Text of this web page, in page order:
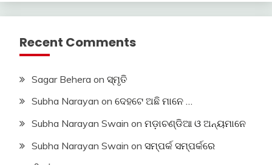
Recent Comments
Sagar Behera on ସ୍ମୃତି
Subha Narayan on ଦେହଟେ ଅଛି ମାନେ …
Subha Narayan Swain on ମଡ଼ାଚଣ୍ଡିଆ ଓ ଅନ୍ୟମାନେ
Subha Narayan Swain on ସମ୍ପର୍କ ସମ୍ପର୍କରେ